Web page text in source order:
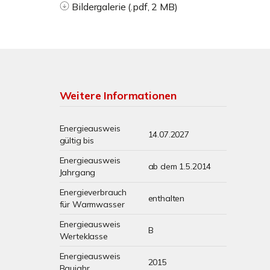
Bildergalerie (.pdf, 2 MB)
Weitere Informationen
Energieausweis
gültig bis
14.07.2027
Energieausweis
Jahrgang
ab dem 1.5.2014
Energieverbrauch
für Warmwasser
enthalten
Energieausweis
Werteklasse
B
Energieausweis
2015